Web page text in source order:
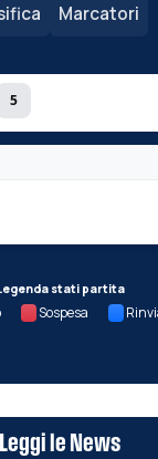
Marcatori
5
stati partita
Sospesa
Leggi le News